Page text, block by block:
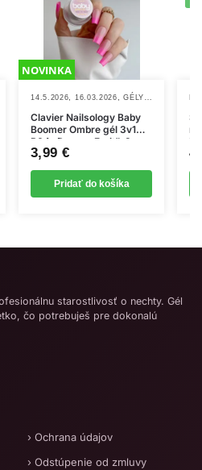
použitie:
Pink).
a posilnenie nechtu.
vrstvu na pripravený necht a
LAKY ,NOVINKY
NOVINKA
14.5.2026 16.03.2026 ,GÉLY NA ZDOBENIE NECHTOV
Clavier Nailsology Baby
Boomer Ombre gél 3v1
R04 „Dragon Fruit”, 3g
3,99 €
Pridať do košíka
starostlivosť o nechty. Gél
čo potrebuješ pre dokonalú
› Ochrana údajov
› Odstúpenie od zmluvy